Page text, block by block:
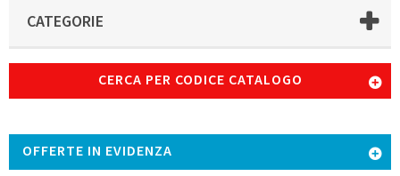
CATEGORIE
CERCA PER CODICE CATALOGO
OFFERTE IN EVIDENZA